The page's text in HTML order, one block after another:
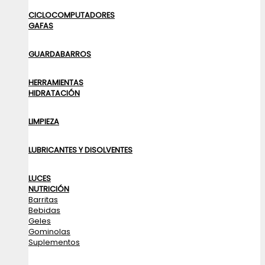
CICLOCOMPUTADORES
GAFAS
GUARDABARROS
HERRAMIENTAS
HIDRATACIÓN
LIMPIEZA
LUBRICANTES Y DISOLVENTES
LUCES
NUTRICIÓN
Barritas
Bebidas
Geles
Gominolas
Suplementos